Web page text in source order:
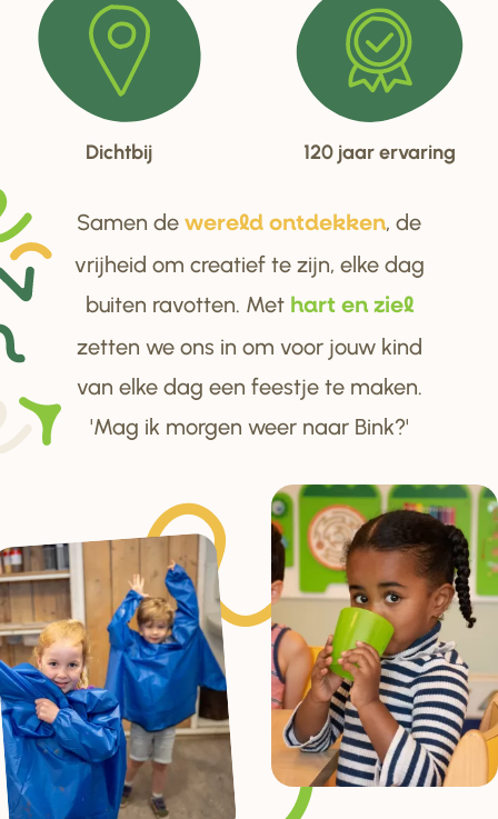
Dichtbij 120 jaar ervaring
Samen de wereld ontdekken, de
vrijheid om creatief te zijn, elke dag
buiten ravotten. Met hart en ziel
zetten we ons in om voor jouw kind
van elke dag een feestje te maken.
'Mag ik morgen weer naar Bink?'